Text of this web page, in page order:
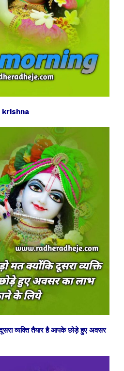
krishna
व्यक्ति तैयार है आपके छोड़े हुए अवसर